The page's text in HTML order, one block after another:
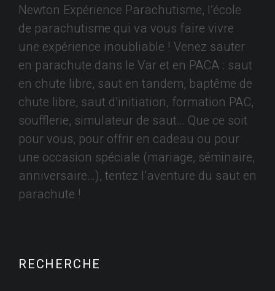
Newton Expérience Parachutisme, l’école
de parachutisme qui va vous faire vivre
une expérience inoubliable ! Venez sauter
en parachute dans le Var et en PACA : saut
en chute libre, saut en tandem, baptême de
chute libre, saut d’initiation, formation PAC,
soufflerie, simulateur de saut… Que ce soit
pour vous, pour offrir en cadeau ou pour
une occasion spéciale (mariage, séminaire,
anniversaire…), tentez l’aventure du saut en
parachute !
RECHERCHE